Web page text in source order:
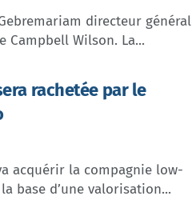
directeur général
Campbell Wilson. La...
rachetée par le
acquérir la compagnie low-
base d’une valorisation...